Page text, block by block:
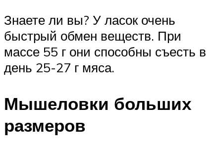
Знаете ли вы? У ласок очень
быстрый обмен веществ. При
массе 55 г они способны съесть в
день 25-27 г мяса.
Мышеловки больших
размеров